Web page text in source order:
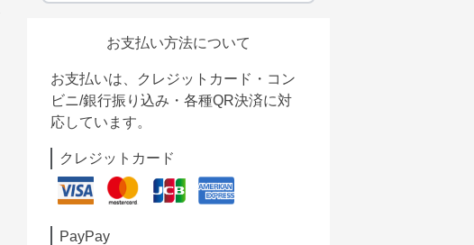
お支払い方法について
お支払いは、クレジットカード・コン
ビニ/銀行振り込み・各種QR決済に対
応しています。
クレジットカード
PayPay